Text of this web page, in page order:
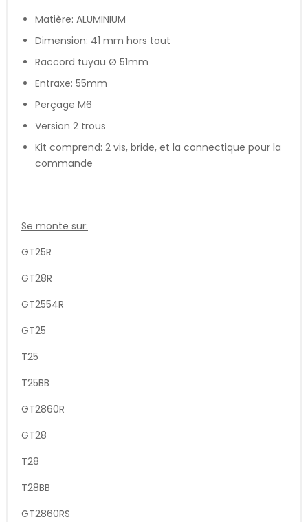
Matière: ALUMINIUM
Dimension: 41 mm hors tout
Raccord tuyau Ø 51mm
Entraxe: 55mm
Perçage M6
Version 2 trous
Kit comprend: 2 vis, bride, et la connectique pour la
commande
Se monte sur:
GT25R
GT28R
GT2554R
GT25
T25
T25BB
GT2860R
GT28
T28
T28BB
GT2860RS